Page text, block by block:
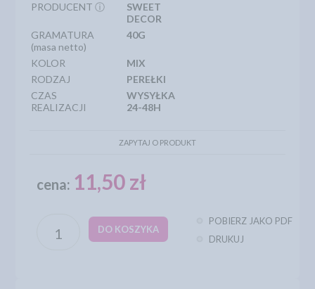
PRODUCENT ⓘ
SWEET
DECOR
GRAMATURA
(masa netto)
40G
KOLOR
MIX
RODZAJ
PEREŁKI
CZAS
REALIZACJI
WYSYŁKA
24-48H
ZAPYTAJ O PRODUKT
cena: 11,50 zł
DO KOSZYKA
POBIERZ JAKO PDF
DRUKUJ